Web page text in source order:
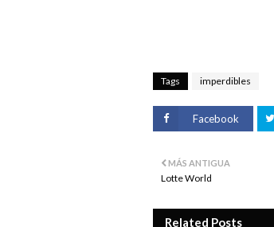
Tags imperdibles
Facebook
MÁS ANTIGUA
Lotte World
Related Posts